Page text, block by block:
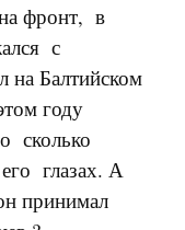
фронт, в
с
на Балтийском
году
сколько
глазах. А
принимал